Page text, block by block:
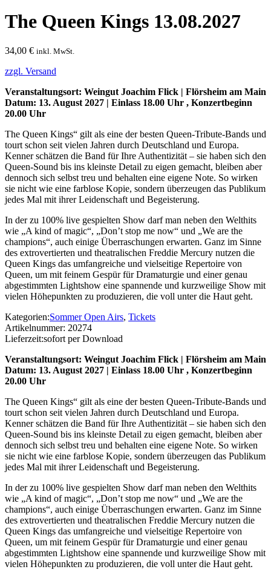
The Queen Kings 13.08.2027
34,00 € inkl. MwSt.
zzgl. Versand
Veranstaltungsort: Weingut Joachim Flick | Flörsheim am Main
Datum: 13. August 2027 | Einlass 18.00 Uhr , Konzertbeginn
20.00 Uhr
The Queen Kings“ gilt als eine der besten Queen-Tribute-Bands und
tourt schon seit vielen Jahren durch Deutschland und Europa.
Kenner schätzen die Band für Ihre Authentizität – sie haben sich den
Queen-Sound bis ins kleinste Detail zu eigen gemacht, bleiben aber
dennoch sich selbst treu und behalten eine eigene Note. So wirken
sie nicht wie eine farblose Kopie, sondern überzeugen das Publikum
jedes Mal mit ihrer Leidenschaft und Begeisterung.
In der zu 100% live gespielten Show darf man neben den Welthits
wie „A kind of magic“, „Don’t stop me now“ und „We are the
champions“, auch einige Überraschungen erwarten. Ganz im Sinne
des extrovertierten und theatralischen Freddie Mercury nutzen die
Queen Kings das umfangreiche und vielseitige Repertoire von
Queen, um mit feinem Gespür für Dramaturgie und einer genau
abgestimmten Lightshow eine spannende und kurzweilige Show mit
vielen Höhepunkten zu produzieren, die voll unter die Haut geht.
Kategorien:Sommer Open Airs, Tickets
Artikelnummer: 20274
Lieferzeit:sofort per Download
Veranstaltungsort: Weingut Joachim Flick | Flörsheim am Main
Datum: 13. August 2027 | Einlass 18.00 Uhr , Konzertbeginn
20.00 Uhr
The Queen Kings“ gilt als eine der besten Queen-Tribute-Bands und
tourt schon seit vielen Jahren durch Deutschland und Europa.
Kenner schätzen die Band für Ihre Authentizität – sie haben sich den
Queen-Sound bis ins kleinste Detail zu eigen gemacht, bleiben aber
dennoch sich selbst treu und behalten eine eigene Note. So wirken
sie nicht wie eine farblose Kopie, sondern überzeugen das Publikum
jedes Mal mit ihrer Leidenschaft und Begeisterung.
In der zu 100% live gespielten Show darf man neben den Welthits
wie „A kind of magic“, „Don’t stop me now“ und „We are the
champions“, auch einige Überraschungen erwarten. Ganz im Sinne
des extrovertierten und theatralischen Freddie Mercury nutzen die
Queen Kings das umfangreiche und vielseitige Repertoire von
Queen, um mit feinem Gespür für Dramaturgie und einer genau
abgestimmten Lightshow eine spannende und kurzweilige Show mit
vielen Höhepunkten zu produzieren, die voll unter die Haut geht.